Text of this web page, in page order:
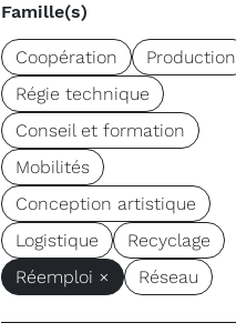
Famille(s)
Coopération
Production
Régie technique
Conseil et formation
Mobilités
Conception artistique
Logistique
Recyclage
Réemploi ×
Réseau